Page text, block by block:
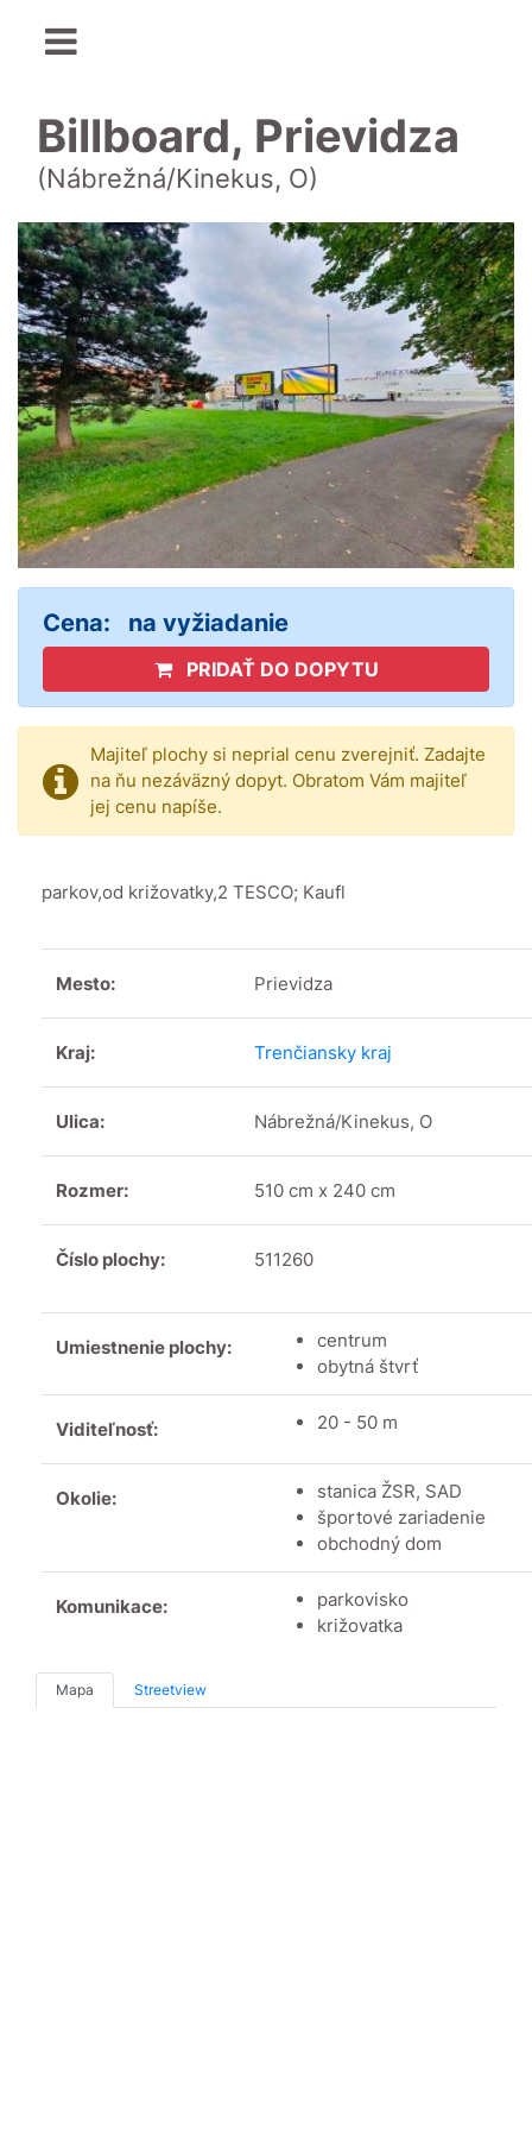
Billboard, Prievidza
(Nábrežná/Kinekus, O)
Cena: na vyžiadanie
PRIDAŤ DO DOPYTU
Majiteľ plochy si neprial cenu zverejniť. Zadajte
na ňu nezáväzný dopyt. Obratom Vám majiteľ
jej cenu napíše.
parkov,od križovatky,2 TESCO; Kaufl
Mesto: Prievidza
Kraj: Trenčiansky kraj
Ulica: Nábrežná/Kinekus, O
Rozmer: 510 cm x 240 cm
Číslo plochy: 511260
Umiestnenie plochy:
centrum
obytná štvrť
Viditeľnosť: 20 - 50 m
Okolie:
stanica ŽSR, SAD
športové zariadenie
obchodný dom
Komunikace:
parkovisko
križovatka
Mapa Streetview